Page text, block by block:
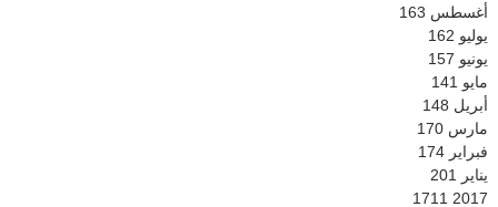
أغسطس 163
يوليو 162
يونيو 157
مايو 141
أبريل 148
مارس 170
فبراير 174
يناير
201
2017
1711